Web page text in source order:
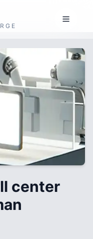
center